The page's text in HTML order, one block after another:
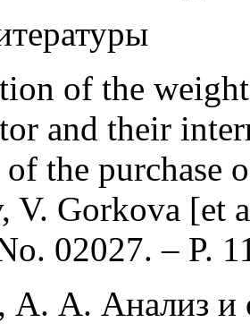
of the
and their
of the
V. Gorkova [et
02027. – P.
А. Анализ и